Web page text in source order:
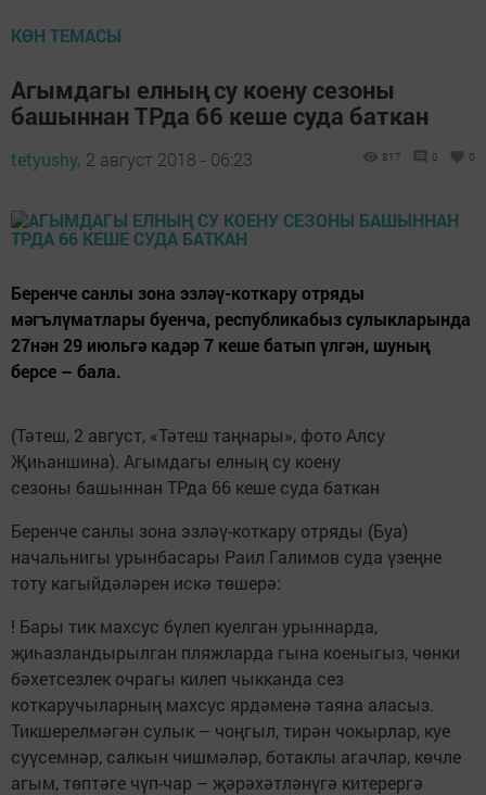
КӨН ТЕМАСЫ
Агымдагы елның су коену сезоны
башыннан ТРда 66 кеше суда баткан
tetyushy, 2 август 2018 - 06:23 817 0 0
Беренче санлы зона эзләү-кот­кару отряды
мәгълүматлары буенча, республикабыз сулыкларында
27нән 29 июльгә кадәр 7 кеше батып үлгән, шуның
берсе – бала.
(Тәтеш, 2 август, «Тәтеш таңнары», фото Алсу
Җиһаншина). Агымдагы елның су коену
сезоны башыннан ТРда 66 кеше суда баткан
Беренче санлы зона эзләү-кот­кару отряды (Буа)
начальнигы урынбасары Раил Галимов суда үзеңне
тоту кагыйдәләрен искә төшерә:
! Бары тик махсус бүлеп куелган урыннарда,
җиһазландырылган пляжларда гына коеныгыз, чөнки
бәхетсезлек очрагы килеп чыкканда сез
коткаручыларның махсус ярдәменә таяна аласыз.
Тикшерелмәгән сулык – чоңгыл, тирән чокырлар, куе
суүсемнәр, салкын чишмәләр, ботаклы агачлар, көчле
агым, төптәге чүп-чар – җәрәхәтләнүгә китерергә